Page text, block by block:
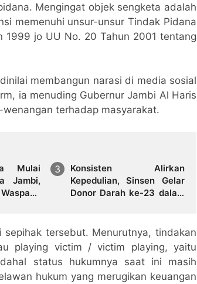
Mengingat objek sengketa adalah
memenuhi unsur-unsur Tindak Pidana
1999 jo UU No. 20 Tahun 2001 tentang
membangun narasi di media sosial
ia menuding Gubernur Jambi Al Haris
terhadap masyarakat.
Mulai
Jambi,
Konsisten Alirkan
Kepedulian, Sinsen Gelar
Donor Darah ke-23 dalam
tersebut. Menurutnya, tindakan
playing victim / victim playing, yaitu
status hukumnya saat ini masih
hukum yang merugikan keuangan